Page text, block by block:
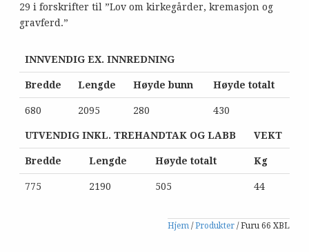
29 i forskrifter til ”Lov om kirkegårder, kremasjon og
gravferd.”
INNVENDIG EX. INNREDNING
Bredde Lengde Høyde bunn Høyde totalt
680 2095 280 430
UTVENDIG INKL. TREHANDTAK OG LABB VEKT
Bredde Lengde Høyde totalt Kg
775 2190 505 44
Hjem / Produkter / Furu 66 XBL